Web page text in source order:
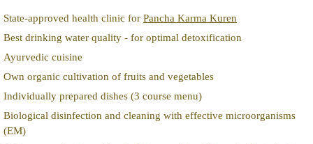
State-approved health clinic for Pancha Karma Kuren
Best drinking water quality - for optimal detoxification
Ayurvedic cuisine
Own organic cultivation of fruits and vegetables
Individually prepared dishes (3 course menu)
Biological disinfection and cleaning with effective microorganisms
(EM)